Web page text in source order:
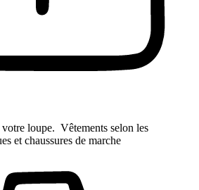
votre loupe. Vêtements selon les
et chaussures de marche